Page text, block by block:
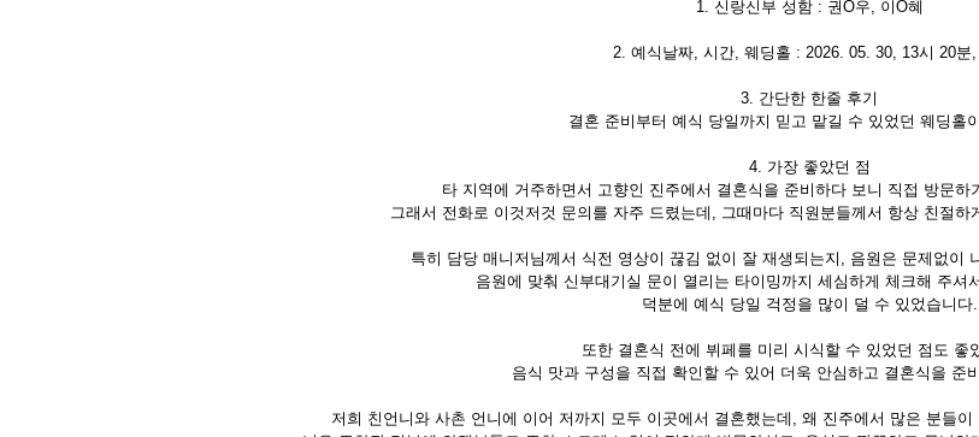
1. 신랑신부 성함 : 권O우, 이O혜
2. 예식날짜, 시간, 웨딩홀 : 2026. 05. 30, 13시 20분
3. 간단한 한줄 후기
결혼 준비부터 예식 당일까지 믿고 맡길 수 있었던 웨딩홀
4. 가장 좋았던 점
타 지역에 거주하면서 고향인 진주에서 결혼식을 준비하다 보니 직접 방문하
그래서 전화로 이것저것 문의를 자주 드렸는데, 그때마다 직원분들께서 항상 친절
특히 담당 매니저님께서 식전 영상이 끊김 없이 잘 재생되는지, 음원은 문제없이
음원에 맞춰 신부대기실 문이 열리는 타이밍까지 세심하게 체크해 주셔
덕분에 예식 당일 걱정을 많이 덜 수 있었습니다.
또한 결혼식 전에 뷔페를 미리 시식할 수 있었던 점도 좋
음식 맛과 구성을 직접 확인할 수 있어 더욱 안심하고 결혼식을 준
저희 친언니와 사촌 언니에 이어 저까지 모두 이곳에서 결혼했는데, 왜 진주에서 많은 분들